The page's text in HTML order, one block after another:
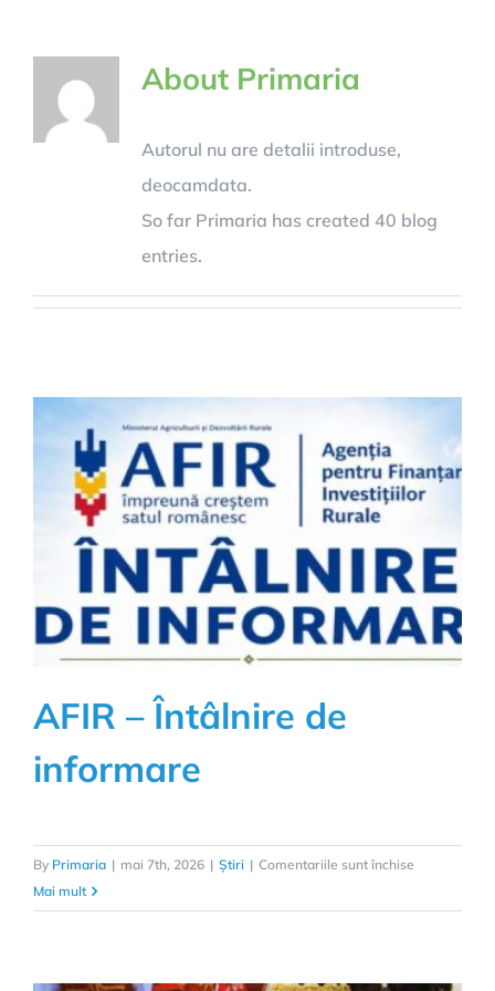
About Primaria
Autorul nu are detalii introduse,
deocamdata.
So far Primaria has created 40 blog
entries.
AFIR – Întâlnire de
informare
By Primaria | mai 7th, 2026 | Știri | Comentariile sunt închise
–
Mai mult